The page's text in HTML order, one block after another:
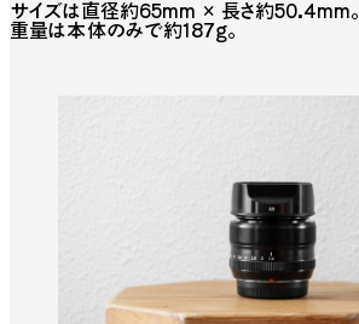
サイズは直径約65mm × 長さ約50.4mm。
重量は本体のみで約187g。